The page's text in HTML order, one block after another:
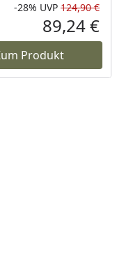
-28% UVP 124,90 €
89,24 €
Produkt